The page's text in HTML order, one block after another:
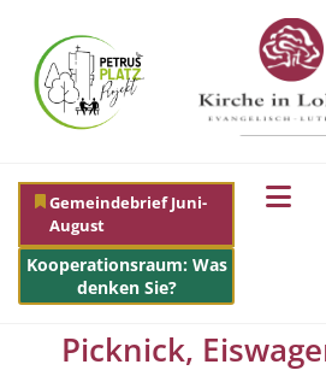
Gemeindebrief Juni-
August
Kooperationsraum: Was
denken Sie?
Picknick,